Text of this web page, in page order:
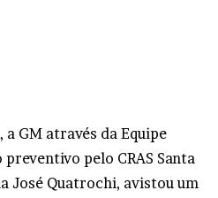
a GM através da Equipe
pelo CRAS Santa
José Quatrochi, avistou um